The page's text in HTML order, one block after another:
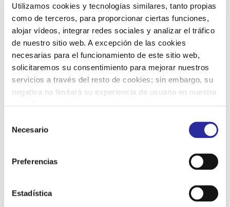
Utilizamos cookies y tecnologías similares, tanto propias
como de terceros, para proporcionar ciertas funciones,
alojar vídeos, integrar redes sociales y analizar el tráfico
de nuestro sitio web. A excepción de las cookies
necesarias para el funcionamiento de este sitio web,
solicitaremos su consentimiento para mejorar nuestros
servicios a través del resto de cookies; sin embargo, su
negativa no limitará su experiencia de usuario en nuestra
más información, puede consultar nuestra
Política de
Necesario
Preferencias
Estadística
Etiquetas
desinfección luz UV-C
Día Mundial del Medio Ambiente